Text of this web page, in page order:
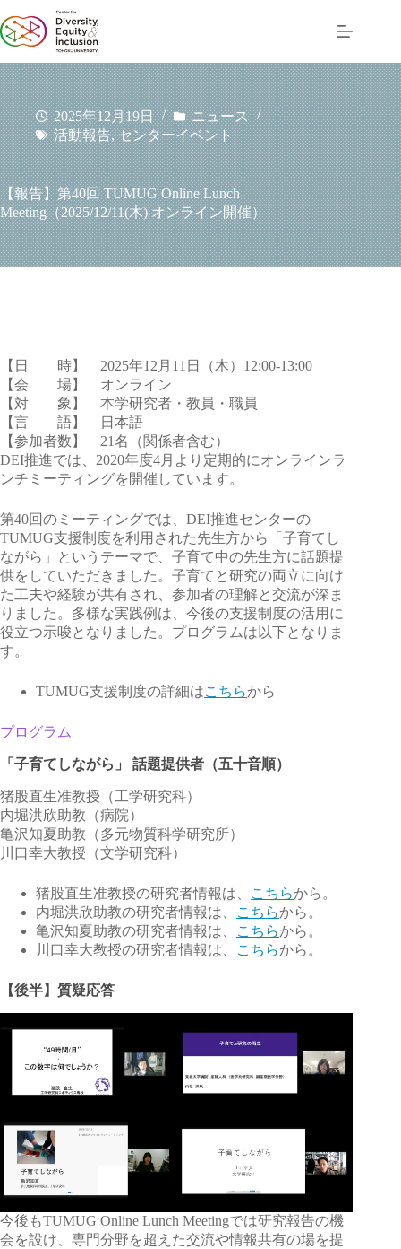
ン
テ
ン
ツ
へ
ス
キ
ッ
プ
2025年12月19日
ニュース
活動報告,センターイベント
【報告】第40回 TUMUG Online Lunch
Meeting（2025/12/11(木) オンライン開催）
【日 時】 2025年12月11日（木）12:00-13:00
【会 場】 オンライン
【対 象】 本学研究者・教員・職員
【言 語】 日本語
【参加者数】 21名（関係者含む）
DEI推進では、2020年度4月より定期的にオンラインラ
ンチミーティングを開催しています。
第40回のミーティングでは、DEI推進センターの
TUMUG支援制度を利用された先生方から「子育てし
ながら」というテーマで、子育て中の先生方に話題提
供をしていただきました。子育てと研究の両立に向け
た工夫や経験が共有され、参加者の理解と交流が深ま
りました。多様な実践例は、今後の支援制度の活用に
役立つ示唆となりました。プログラムは以下となりま
す。
TUMUG支援制度の詳細はこちらから
プログラム
「子育てしながら」 話題提供者（五十音順）
猪股直生准教授（工学研究科）
内堀洪欣助教（病院）
亀沢知夏助教（多元物質科学研究所）
川口幸大教授（文学研究科）
猪股直生准教授の研究者情報は、 こちらから。
内堀洪欣助教の研究者情報は、
こちらから。
亀沢知夏助教の研究者情報は、
こちらから。
川口幸大教授の研究者情報は、
こちらから。
【後半】質疑応答
今後もTUMUG Online Lunch Meetingでは研究報告の機
会を設け、専門分野を超えた交流や情報共有の場を提